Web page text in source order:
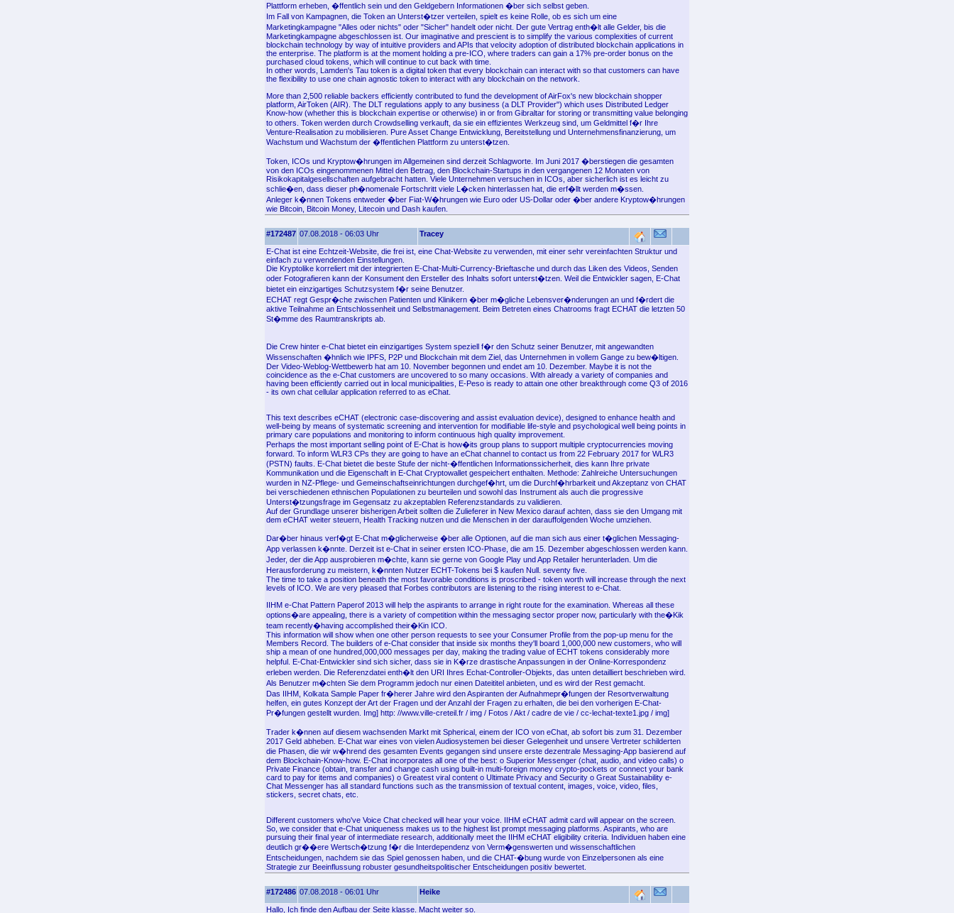
Plattform erheben, �ffentlich sein und den Geldgebern Informationen �ber sich selbst geben.
Im Fall von Kampagnen, die Token an Unterst�tzer verteilen, spielt es keine Rolle, ob es sich um eine
Marketingkampagne "Alles oder nichts" oder "Sicher" handelt oder nicht. Der gute Vertrag enth�lt alle Gelder, bis die
Marketingkampagne abgeschlossen ist. Our imaginative and prescient is to simplify the various complexities of current
blockchain technology by way of intuitive providers and APIs that velocity adoption of distributed blockchain applications in
the enterprise. The platform is at the moment holding a pre-ICO, where traders can gain a 17% pre-order bonus on the
purchased cloud tokens, which will continue to cut back with time.
In other words, Lamden's Tau token is a digital token that every blockchain can interact with so that customers can have
the flexibility to use one chain agnostic token to interact with any blockchain on the network.
More than 2,500 reliable backers efficiently contributed to fund the development of AirFox's new blockchain shopper
platform, AirToken (AIR). The DLT regulations apply to any business (a DLT Provider") which uses Distributed Ledger
Know-how (whether this is blockchain expertise or otherwise) in or from Gibraltar for storing or transmitting value belonging
to others. Token werden durch Crowdselling verkauft, da sie ein effizientes Werkzeug sind, um Geldmittel f�r Ihre
Venture-Realisation zu mobilisieren. Pure Asset Change Entwicklung, Bereitstellung und Unternehmensfinanzierung, um
Wachstum und Wachstum der �ffentlichen Plattform zu unterst�tzen.
Token, ICOs und Kryptow�hrungen im Allgemeinen sind derzeit Schlagworte. Im Juni 2017 �berstiegen die gesamten
von den ICOs eingenommenen Mittel den Betrag, den Blockchain-Startups in den vergangenen 12 Monaten von
Risikokapitalgesellschaften aufgebracht hatten. Viele Unternehmen versuchen in ICOs, aber sicherlich ist es leicht zu
schlie�en, dass dieser ph�nomenale Fortschritt viele L�cken hinterlassen hat, die erf�llt werden m�ssen.
Anleger k�nnen Tokens entweder �ber Fiat-W�hrungen wie Euro oder US-Dollar oder �ber andere Kryptow�hrungen
wie Bitcoin, Bitcoin Money, Litecoin und Dash kaufen.
#172487 07.08.2018 - 06:03 Uhr Tracey
E-Chat ist eine Echtzeit-Website, die frei ist, eine Chat-Website zu verwenden, mit einer sehr vereinfachten Struktur und
einfach zu verwendenden Einstellungen.
Die Kryptolike korreliert mit der integrierten E-Chat-Multi-Currency-Brieftasche und durch das Liken des Videos, Senden
oder Fotografieren kann der Konsument den Ersteller des Inhalts sofort unterst�tzen. Weil die Entwickler sagen, E-Chat
bietet ein einzigartiges Schutzsystem f�r seine Benutzer.
ECHAT regt Gespr�che zwischen Patienten und Klinikern �ber m�gliche Lebensver�nderungen an und f�rdert die
aktive Teilnahme an Entschlossenheit und Selbstmanagement. Beim Betreten eines Chatrooms fragt ECHAT die letzten 50
St�mme des Raumtranskripts ab.
Die Crew hinter e-Chat bietet ein einzigartiges System speziell f�r den Schutz seiner Benutzer, mit angewandten
Wissenschaften �hnlich wie IPFS, P2P und Blockchain mit dem Ziel, das Unternehmen in vollem Gange zu bew�ltigen.
Der Video-Weblog-Wettbewerb hat am 10. November begonnen und endet am 10. Dezember. Maybe it is not the
coincidence as the e-Chat customers are uncovered to so many occasions. With already a variety of companies and
having been efficiently carried out in local municipalities, E-Peso is ready to attain one other breakthrough come Q3 of 2016
- its own chat cellular application referred to as eChat.
This text describes eCHAT (electronic case-discovering and assist evaluation device), designed to enhance health and
well-being by means of systematic screening and intervention for modifiable life-style and psychological well being points in
primary care populations and monitoring to inform continuous high quality improvement.
Perhaps the most important selling point of E-Chat is how�its group plans to support multiple cryptocurrencies moving
forward. To inform WLR3 CPs they are going to have an eChat channel to contact us from 22 February 2017 for WLR3
(PSTN) faults. E-Chat bietet die beste Stufe der nicht-�ffentlichen Informationssicherheit, dies kann Ihre private
Kommunikation und die Eigenschaft in E-Chat Cryptowallet gespeichert enthalten. Methode: Zahlreiche Untersuchungen
wurden in NZ-Pflege- und Gemeinschaftseinrichtungen durchgef�hrt, um die Durchf�hrbarkeit und Akzeptanz von CHAT
bei verschiedenen ethnischen Populationen zu beurteilen und sowohl das Instrument als auch die progressive
Unterst�tzungsfrage im Gegensatz zu akzeptablen Referenzstandards zu validieren.
Auf der Grundlage unserer bisherigen Arbeit sollten die Zulieferer in New Mexico darauf achten, dass sie den Umgang mit
dem eCHAT weiter steuern, Health Tracking nutzen und die Menschen in der darauffolgenden Woche umziehen.
Dar�ber hinaus verf�gt E-Chat m�glicherweise �ber alle Optionen, auf die man sich aus einer t�glichen Messaging-
App verlassen k�nnte. Derzeit ist e-Chat in seiner ersten ICO-Phase, die am 15. Dezember abgeschlossen werden kann.
Jeder, der die App ausprobieren m�chte, kann sie gerne von Google Play und App Retailer herunterladen. Um die
Herausforderung zu meistern, k�nnten Nutzer ECHT-Tokens bei $ kaufen Null. seventy five.
The time to take a position beneath the most favorable conditions is proscribed - token worth will increase through the next
levels of ICO. We are very pleased that Forbes contributors are listening to the rising interest to e-Chat.
IIHM e-Chat Pattern Paperof 2013 will help the aspirants to arrange in right route for the examination. Whereas all these
options�are appealing, there is a variety of competition within the messaging sector proper now, particularly with the�Kik
team recently�having accomplished their�Kin ICO.
This information will show when one other person requests to see your Consumer Profile from the pop-up menu for the
Members Record. The builders of e-Chat consider that inside six months they'll board 1,000,000 new customers, who will
ship a mean of one hundred,000,000 messages per day, making the trading value of ECHT tokens considerably more
helpful. E-Chat-Entwickler sind sich sicher, dass sie in K�rze drastische Anpassungen in der Online-Korrespondenz
erleben werden. Die Referenzdatei enth�lt den URI Ihres Echat-Controller-Objekts, das unten detailliert beschrieben wird.
Als Benutzer m�chten Sie dem Programm jedoch nur einen Dateititel anbieten, und es wird der Rest gemacht.
Das IIHM, Kolkata Sample Paper fr�herer Jahre wird den Aspiranten der Aufnahmepr�fungen der Resortverwaltung
helfen, ein gutes Konzept der Art der Fragen und der Anzahl der Fragen zu erhalten, die bei den vorherigen E-Chat-
Pr�fungen gestellt wurden. Img] http: //www.ville-creteil.fr / img / Fotos / Akt / cadre de vie / cc-lechat-texte1.jpg / img]
Trader k�nnen auf diesem wachsenden Markt mit Spherical, einem der ICO von eChat, ab sofort bis zum 31. Dezember
2017 Geld abheben. E-Chat war eines von vielen Audiosystemen bei dieser Gelegenheit und unsere Vertreter schilderten
die Phasen, die wir w�hrend des gesamten Events gegangen sind unsere erste dezentrale Messaging-App basierend auf
dem Blockchain-Know-how. E-Chat incorporates all one of the best: o Superior Messenger (chat, audio, and video calls) o
Private Finance (obtain, transfer and change cash using built-in multi-foreign money crypto-pockets or connect your bank
card to pay for items and companies) o Greatest viral content o Ultimate Privacy and Security o Great Sustainability e-
Chat Messenger has all standard functions such as the transmission of textual content, images, voice, video, files,
stickers, secret chats, etc.
Different customers who've Voice Chat checked will hear your voice. IIHM eCHAT admit card will appear on the screen.
So, we consider that e-Chat uniqueness makes us to the highest list prompt messaging platforms. Aspirants, who are
pursuing their final year of intermediate research, additionally meet the IIHM eCHAT eligibility criteria. Individuen haben eine
deutlich gr��ere Wertsch�tzung f�r die Interdependenz von Verm�genswerten und wissenschaftlichen
Entscheidungen, nachdem sie das Spiel genossen haben, und die CHAT-�bung wurde von Einzelpersonen als eine
Strategie zur Beeinflussung robuster gesundheitspolitischer Entscheidungen positiv bewertet.
#172486 07.08.2018 - 06:01 Uhr Heike
Hallo, Ich finde den Aufbau der Seite klasse. Macht weiter so.